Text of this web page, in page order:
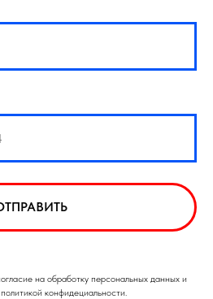
на обработку персональных данных и
конфидециальности.